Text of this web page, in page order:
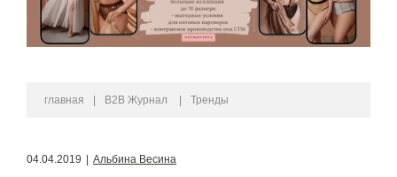
главная B2B Журнал Тренды
04.04.2019 Альбина Весина